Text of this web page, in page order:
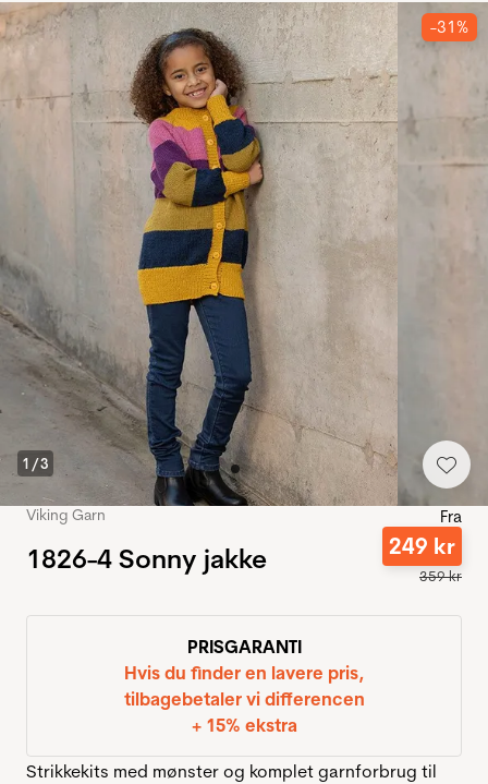
1 /3
-31%
Viking Garn
1826-4 Sonny jakke
Fra
249 kr
359kr
PRISGARANTI
Hvis du finder en lavere pris,
tilbagebetaler vi differencen
+ 15% ekstra
Strikkekits med mønster og komplet garnforbrug til